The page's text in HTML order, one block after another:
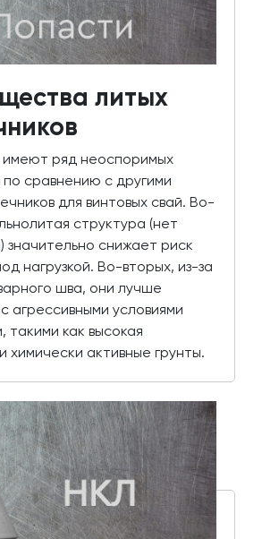
литых
имеют ряд неоспоримых
сравнению с другими
для винтовых свай. Во-
структура (нет
значительно снижает риск
нагрузкой. Во-вторых, из-за
шва, они лучше
агрессивными условиями
такими как высокая
химически активные грунты.